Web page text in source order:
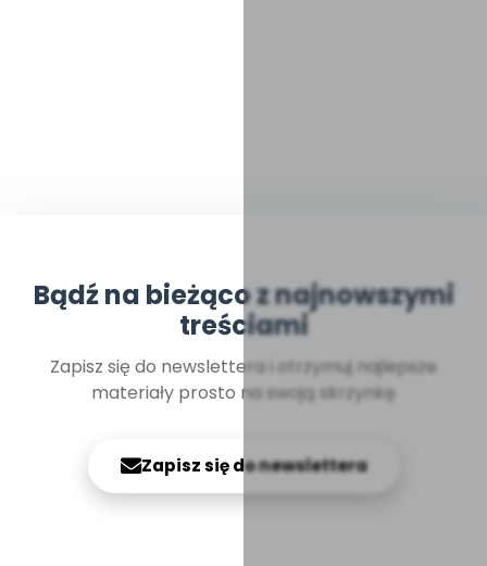
Bądź na bieżąco z najnowszymi
treściami
Zapisz się do newslettera i otrzymuj najlepsze
materiały prosto na swoją skrzynkę
Zapisz się do newslettera